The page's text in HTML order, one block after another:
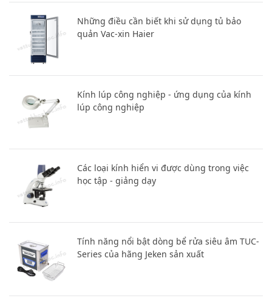
Những điều cần biết khi sử dụng tủ bảo
quản Vac-xin Haier
Kính lúp công nghiệp - ứng dụng của kính
lúp công nghiệp
Các loại kính hiển vi được dùng trong việc
học tập - giảng dạy
Tính năng nổi bật dòng bể rửa siêu âm TUC-
Series của hãng Jeken sản xuất